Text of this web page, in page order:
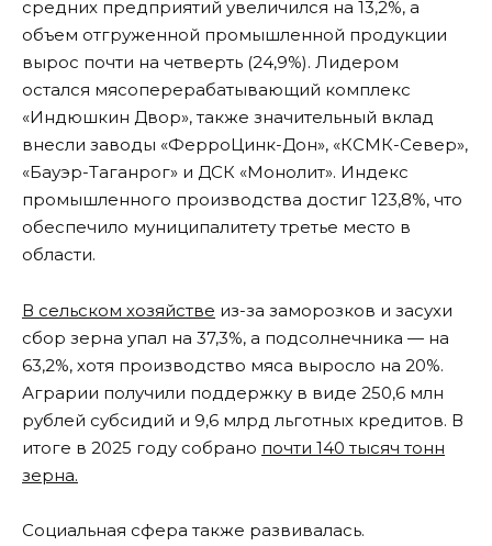
средних предприятий увеличился на 13,2%, а
объем отгруженной промышленной продукции
вырос почти на четверть (24,9%). Лидером
остался мясоперерабатывающий комплекс
«Индюшкин Двор», также значительный вклад
внесли заводы «ФерроЦинк-Дон», «КСМК-Север»,
«Бауэр-Таганрог» и ДСК «Монолит». Индекс
промышленного производства достиг 123,8%, что
обеспечило муниципалитету третье место в
области.
В сельском хозяйстве из-за заморозков и засухи
сбор зерна упал на 37,3%, а подсолнечника — на
63,2%, хотя производство мяса выросло на 20%.
Аграрии получили поддержку в виде 250,6 млн
рублей субсидий и 9,6 млрд льготных кредитов. В
итоге в 2025 году собрано почти 140 тысяч тонн
зерна.
Социальная сфера также развивалась.